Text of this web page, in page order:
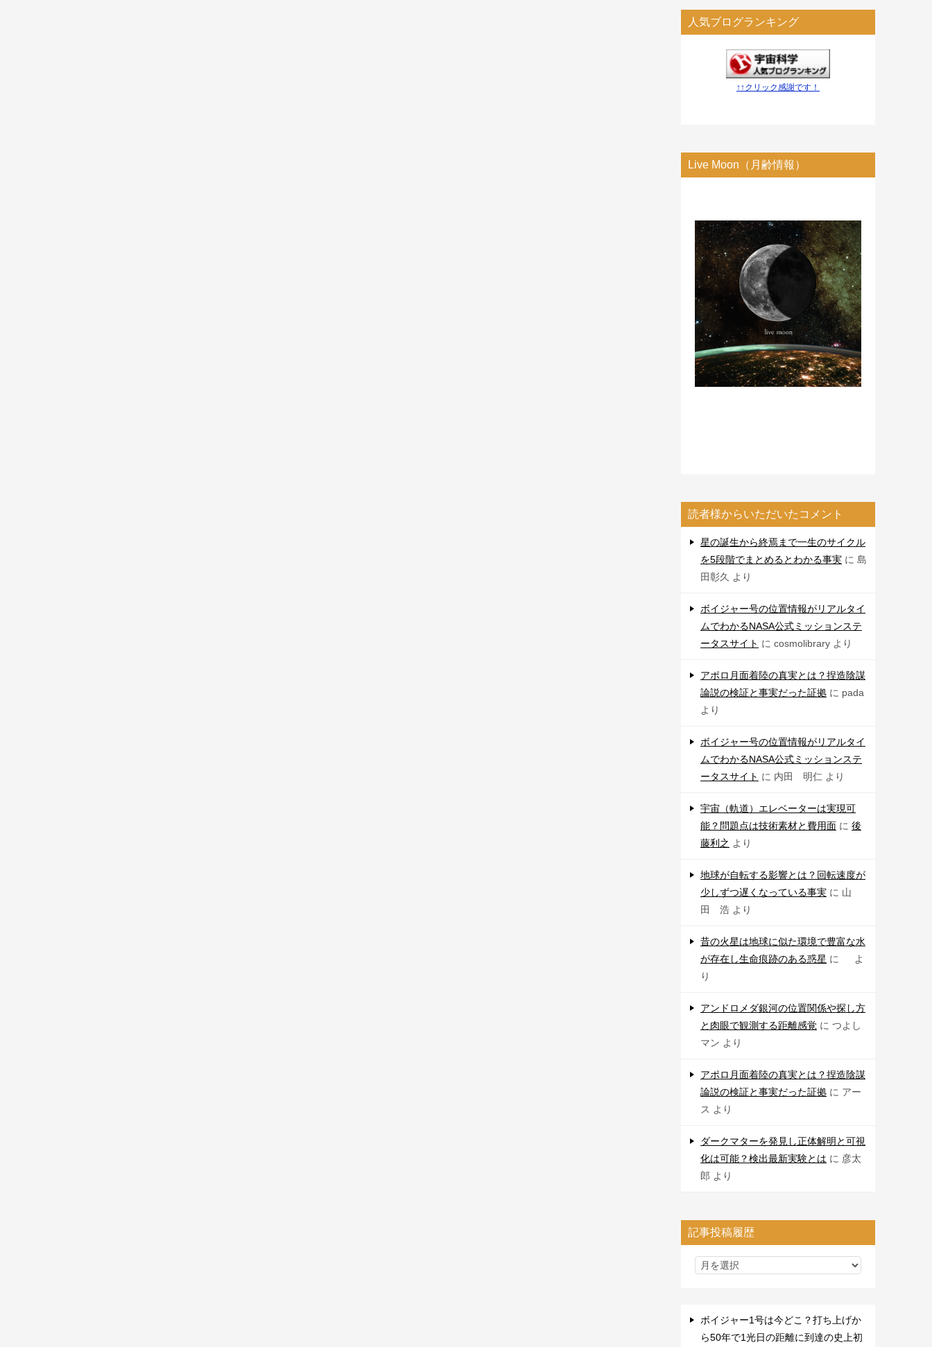
人気ブログランキング
↑↑クリック感謝です！
Live Moon（月齢情報）
読者様からいただいたコメント
星の誕生から終焉まで一生のサイクル
を5段階でまとめるとわかる事実 に 島
田彰久 より
ボイジャー号の位置情報がリアルタイ
ムでわかるNASA公式ミッションステ
ータスサイト に cosmolibrary より
アポロ月面着陸の真実とは？捏造陰謀
論説の検証と事実だった証拠 に pada
より
ボイジャー号の位置情報がリアルタイ
ムでわかるNASA公式ミッションステ
ータスサイト に 内田 明仁 より
宇宙（軌道）エレベーターは実現可
能？問題点は技術素材と費用面 に 後
藤利之 より
地球が自転する影響とは？回転速度が
少しずつ遅くなっている事実 に 山
田 浩 より
昔の火星は地球に似た環境で豊富な水
が存在し生命痕跡のある惑星 に
よ
り
アンドロメダ銀河の位置関係や探し方
と肉眼で観測する距離感覚 に つよし
マン より
アポロ月面着陸の真実とは？捏造陰謀
論説の検証と事実だった証拠 に アー
ス より
ダークマターを発見し正体解明と可視
化は可能？検出最新実験とは に 彦太
郎 より
記事投稿履歴
ボイジャー1号は今どこ？打ち上げか
ら50年で1光日の距離に到達の史上初